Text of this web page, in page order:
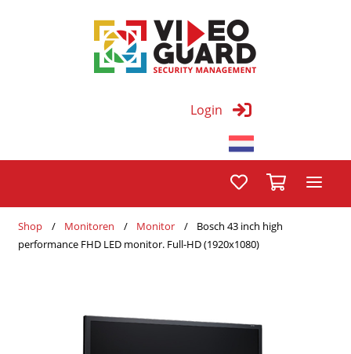
Login
Shop Monitoren Monitor
Bosch 43 inch high
performance FHD LED monitor. Full-HD (1920x1080)